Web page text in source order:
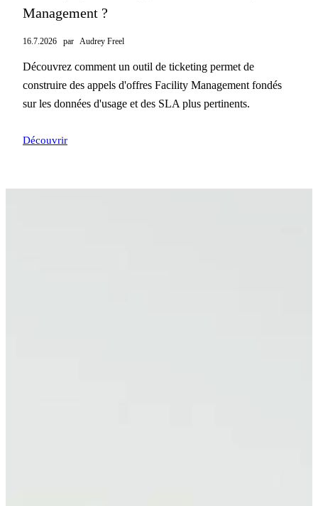
Management ?
16.7.2026 par Audrey Freel
Découvrez comment un outil de ticketing permet de
construire des appels d'offres Facility Management fondés
sur les données d'usage et des SLA plus pertinents.
Découvrir